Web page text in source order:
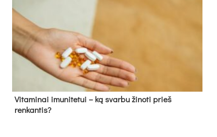
Vitaminai imunitetui – ką svarbu žinoti prieš
renkantis?